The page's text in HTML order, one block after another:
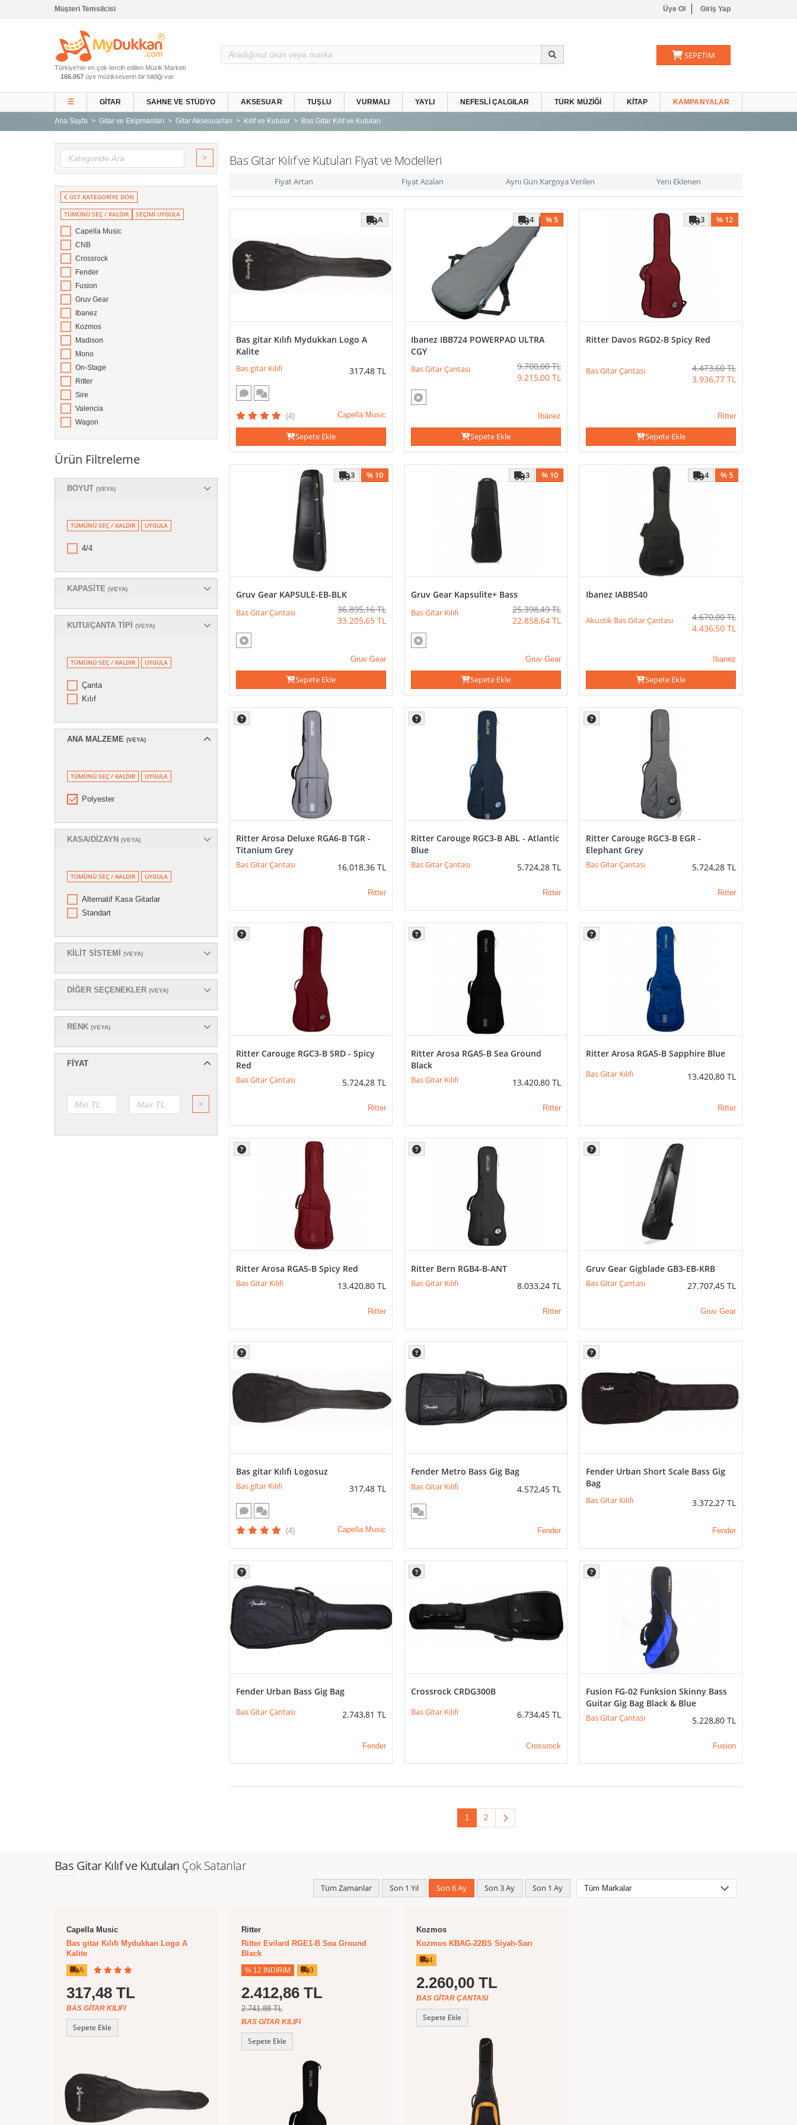
Müşteri Temsilcisi Üye Ol Giriş Yap
Gitar ve Ekipmanları
Sahne ve Stüdyo
Aksesuarlar
Türk Müziği Enstrümanları
Türkiye'nin en çok tercih edilen Müzik Marketi
166.057 üye müzikseverin bir bildiği var
SEPETİM
☰ GITAR SAHNE VE STÜDYO AKSESUAR TUŞLU VURMALI YAYLI NEFESLI ÇALGILAR TÜRK MÜZIĞI KITAP KAMPANYALAR
Ana Sayfa Gitar ve Ekipmanları Gitar Aksesuarları Kılıf ve Kutular Bas Gitar Kılıf ve Kutuları
>
ÜST KATEGORİYE DÖN
TÜMÜNÜ SEÇ / KALDIR SEÇİMİ UYGULA
Capella Music
CNB
Crossrock
Fender
Fusion
Gruv Gear
Ibanez
Kozmos
Madison
Mono
On-Stage
Ritter
Sire
Valencia
Wagon
Ürün Filtreleme
BOYUT (VEYA)
TÜMÜNÜ SEÇ / KALDIR UYGULA
4/4
KAPASITE (VEYA)
KUTU/ÇANTA TIPI (VEYA)
TÜMÜNÜ SEÇ / KALDIR UYGULA
Çanta
Kılıf
ANA MALZEME (VEYA)
TÜMÜNÜ SEÇ / KALDIR UYGULA
Polyester
KASA/DIZAYN (VEYA)
TÜMÜNÜ SEÇ / KALDIR UYGULA
Alternatif Kasa Gitarlar
Standart
KILIT SISTEMI (VEYA)
DIĞER SEÇENEKLER (VEYA)
RENK (VEYA)
FIYAT
>
Bas Gitar Kılıf ve Kutuları Fiyat ve Modelleri
Fiyat Artan Fiyat Azalan Aynı Gün Kargoya Verilen Yeni Eklenen
A
Bas gitar Kılıfı Mydukkan Logo A
Kalite
Bas gitar Kılıfı 317,48 TL
(4) Capella Music
Sepete Ekle
% 5
4
Ibanez IBB724 POWERPAD ULTRA
CGY
Bas Gitar Çantası 9.700,00 TL
9.215,00 TL
Ibanez
Sepete Ekle
% 12
3
Ritter Davos RGD2-B Spicy Red
Bas Gitar Çantası 4.473,60 TL
3.936,77 TL
Ritter
Sepete Ekle
% 10
3
Gruv Gear KAPSULE-EB-BLK
Bas Gitar Çantası 36.895,16 TL
33.205,65 TL
Gruv Gear
Sepete Ekle
% 10
3
Gruv Gear Kapsulite+ Bass
Bas Gitar Kılıfı 25.398,49 TL
22.858,64 TL
Gruv Gear
Sepete Ekle
% 5
4
Ibanez IABB540
Akustik Bas Gitar Çantası 4.670,00 TL
4.436,50 TL
Ibanez
Sepete Ekle
Ritter Arosa Deluxe RGA6-B TGR -
Titanium Grey
Bas Gitar Çantası 16.018,36 TL
Ritter
Ritter Carouge RGC3-B ABL - Atlantic
Blue
Bas Gitar Çantası 5.724,28 TL
Ritter
Ritter Carouge RGC3-B EGR -
Elephant Grey
Bas Gitar Çantası 5.724,28 TL
Ritter
Ritter Carouge RGC3-B SRD - Spicy
Red
Bas Gitar Çantası 5.724,28 TL
Ritter
Ritter Arosa RGA5-B Sea Ground
Black
Bas Gitar Kılıfı 13.420,80 TL
Ritter
Ritter Arosa RGA5-B Sapphire Blue
Bas Gitar Kılıfı 13.420,80 TL
Ritter
Ritter Arosa RGA5-B Spicy Red
Bas Gitar Kılıfı 13.420,80 TL
Ritter
Ritter Bern RGB4-B-ANT
Bas Gitar Kılıfı 8.033,24 TL
Ritter
Gruv Gear Gigblade GB3-EB-KRB
Bas Gitar Çantası 27.707,45 TL
Gruv Gear
Bas gitar Kılıfı Logosuz
Bas gitar Kılıfı 317,48 TL
(4) Capella Music
Fender Metro Bass Gig Bag
Bas Gitar Kılıfı 4.572,45 TL
Fender
Fender Urban Short Scale Bass Gig
Bag
Bas Gitar Kılıfı 3.372,27 TL
Fender
Fender Urban Bass Gig Bag
Bas Gitar Çantası 2.743,81 TL
Fender
Crossrock CRDG300B
Bas Gitar Kılıfı 6.734,45 TL
Crossrock
Fusion FG-02 Funksion Skinny Bass
Guitar Gig Bag Black & Blue
Bas Gitar Çantası 5.228,80 TL
Fusion
1 2
Bas Gitar Kılıf ve Kutuları Çok Satanlar
Tüm Zamanlar Son 1 Yıl Son 6 Ay Son 3 Ay Son 1 Ay
Capella Music
Bas gitar Kılıfı Mydukkan Logo A
Kalite
A
317,48 TL
BAS GITAR KILIFI
Sepete Ekle
Ritter
Ritter Evilard RGE1-B Sea Ground
Black
% 12 İNDIRIM 3
2.412,86 TL
2.741,88 TL
BAS GITAR KILIFI
Sepete Ekle
Kozmos
Kozmos KBAG-22BS Siyah-Sarı
4
2.260,00 TL
BAS GITAR ÇANTASI
Sepete Ekle